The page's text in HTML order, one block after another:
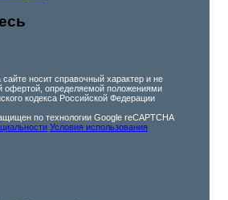
носит справочный характер и не
офертой, определяемой положениями
кодекса Российской Федерации
по технологии Google reCAPTCHA
Условия использования